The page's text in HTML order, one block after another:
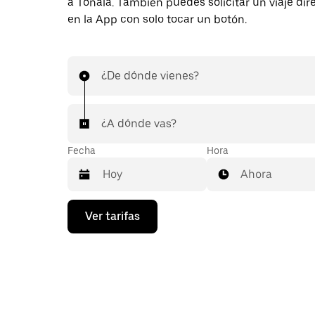
en la App con solo tocar un botón.
¿De dónde vienes?
¿A dónde vas?
Fecha
Presiona
flecha
Hora
Ahora
Ver tarifas